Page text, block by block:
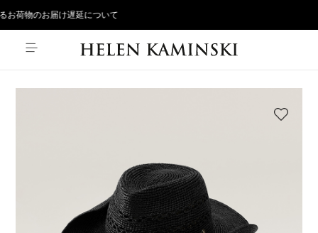
荷物のお届け遅延について